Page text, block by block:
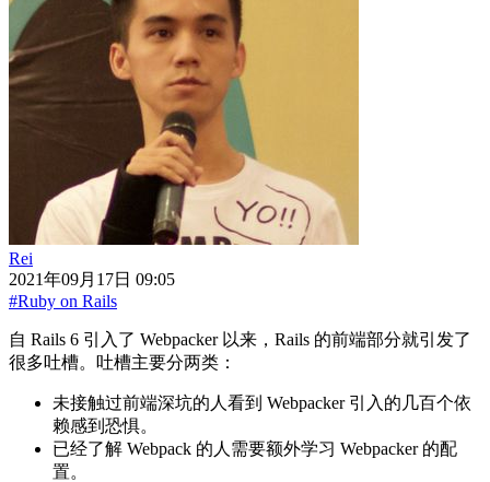
Rei
2021年09月17日 09:05
#Ruby on Rails
自 Rails 6 引入了 Webpacker 以来，Rails 的前端部分就引发了
很多吐槽。吐槽主要分两类：
未接触过前端深坑的人看到 Webpacker 引入的几百个依
赖感到恐惧。
已经了解 Webpack 的人需要额外学习 Webpacker 的配
置。